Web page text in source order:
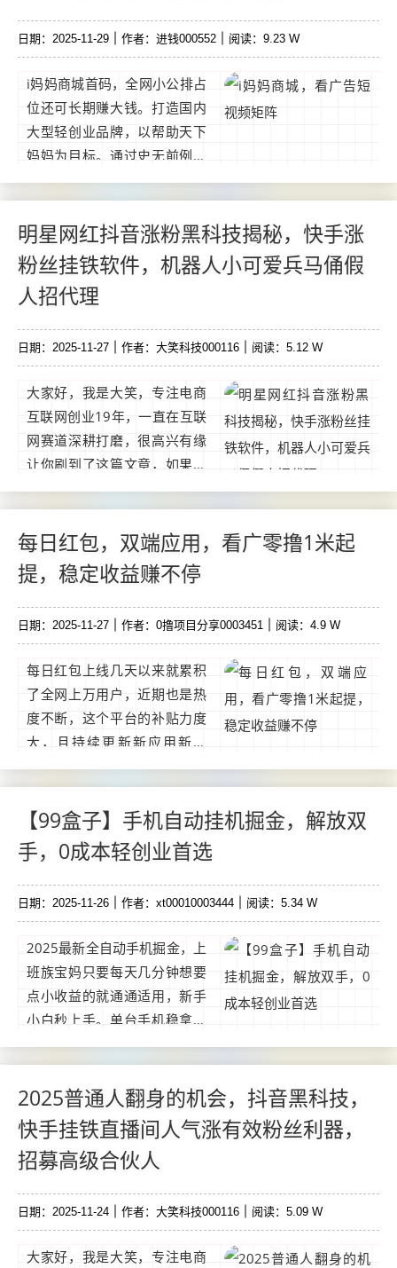
品无法拿到明面上去卖。在这
个平台上自己或者他人作品的
播放量、完播率自己定。...
日期：2025-11-29 作者：进钱000552 阅读：9.23 W
i妈妈商城首码，全网小公排占
位还可长期赚大钱。打造国内
大型轻创业品牌，以帮助天下
妈妈为目标。通过史无前例的
点位永动模式和人工智能方
法，让用户通过免费看广告和
参与短视频矩阵等方式获取收
益，赚钱后还可通过商城消费
获得长久。...
明星网红抖音涨粉黑科技揭秘，快手涨
粉丝挂铁软件，机器人小可爱兵马俑假
人招代理
日期：2025-11-27 作者：大笑科技000116 阅读：5.12 W
大家好，我是大笑，专注电商
互联网创业19年，一直在互联
网赛道深耕打磨，很高兴有缘
让你刷到了这篇文章，如果你
想通过互联网赚钱，却很迷
茫，没有靠谱项目，不知道如
何下手，那么请你关注我，我
会不定时分享靠谱副业，不讲
理论，只讲干货。...
每日红包，双端应用，看广零撸1米起
提，稳定收益赚不停
日期：2025-11-27 作者：0撸项目分享0003451 阅读：4.9 W
每日红包上线几天以来就累积
了全网上万用户，近期也是热
度不断，这个平台的补贴力度
大，且持续更新新应用新活
动。每日APP下载方法：长按
识别下方二维码下载0撸广告
苹果安卓双端顶包，团长可以
开团，现在推广奖励都不
错。...
【99盒子】手机自动挂机掘金，解放双
手，0成本轻创业首选
日期：2025-11-26 作者：xt00010003444 阅读：5.34 W
2025最新全自动手机掘金，上
班族宝妈只要每天几分钟想要
点小收益的就通通适用，新手
小白秒上手。单台手机稳拿下
两杯霸王茶姬单机单号日收益
20+，10台月入几千副业增
收，100台直接做成长期事
业。...
2025普通人翻身的机会，抖音黑科技，
快手挂铁直播间人气涨有效粉丝利器，
招募高级合伙人
日期：2025-11-24 作者：大笑科技000116 阅读：5.09 W
大家好，我是大笑，专注电商